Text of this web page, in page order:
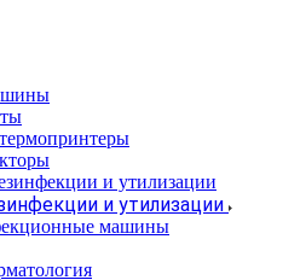
и утилизации
машины